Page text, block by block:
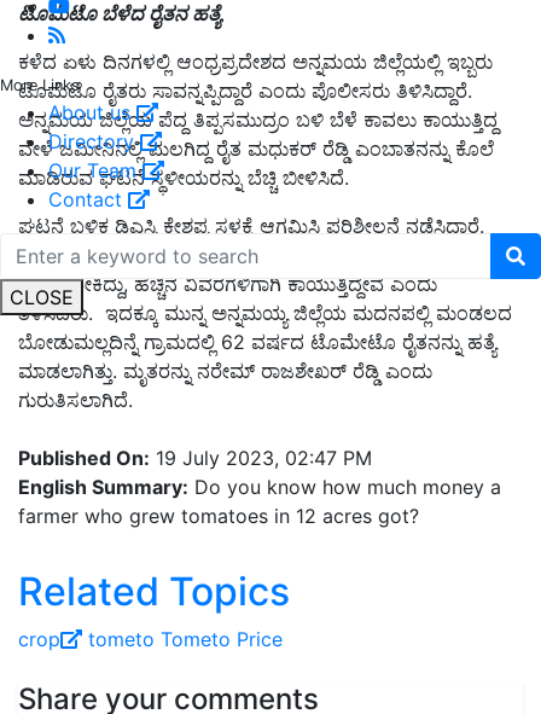
More Links
About us
Directory
Our Team
Contact
CLOSE
ಟೊಮೆಟೊ ಬೆಳೆದ ರೈತನ ಹತ್ಯೆ
ಕಳೆದ ಏಳು ದಿನಗಳಲ್ಲಿ ಆಂಧ್ರಪ್ರದೇಶದ ಅನ್ನಮಯ ಜಿಲ್ಲೆಯಲ್ಲಿ ಇಬ್ಬರು
ಟೊಮೆಟೊ ರೈತರು ಸಾವನ್ನಪ್ಪಿದ್ದಾರೆ ಎಂದು ಪೊಲೀಸರು ತಿಳಿಸಿದ್ದಾರೆ.
ಅನ್ನಮಯ ಜಿಲ್ಲೆಯ ಪೆದ್ದ ತಿಪ್ಪಸಮುದ್ರಂ ಬಳಿ ಬೆಳೆ ಕಾವಲು ಕಾಯುತ್ತಿದ್ದ
ವೇಳೆ ಜಮೀನಿನಲ್ಲಿ ಮಲಗಿದ್ದ ರೈತ ಮಧುಕರ್ ರೆಡ್ಡಿ ಎಂಬಾತನನ್ನು ಕೊಲೆ
ಮಾಡಿರುವ ಘಟನೆ ಸ್ಥಳೀಯರನ್ನು ಬೆಚ್ಚಿ ಬೀಳಿಸಿದೆ.
ಘಟನೆ ಬಳಿಕ ಡಿಎಸ್ಪಿ ಕೇಶಪ್ಪ ಸ್ಥಳಕ್ಕೆ ಆಗಮಿಸಿ ಪರಿಶೀಲನೆ ನಡೆಸಿದ್ದಾರೆ.
ಮಾಹಿತಿ ಪಡೆದು ಘಟನಾ ಸ್ಥಳಕ್ಕೆ ತಲುಪಿದ್ದು, ಘಟನೆಯ ಕುರಿತು ತನಿಖೆ
ನಡೆಯಬೇಕಿದ್ದು, ಹೆಚ್ಚಿನ ವಿವರಗಳಿಗಾಗಿ ಕಾಯುತ್ತಿದ್ದೇವೆ ಎಂದು
ತಿಳಿಸಿದರು. ಇದಕ್ಕೂ ಮುನ್ನ ಅನ್ನಮಯ್ಯ ಜಿಲ್ಲೆಯ ಮದನಪಲ್ಲಿ ಮಂಡಲದ
ಬೋಡುಮಲ್ಲದಿನ್ನೆ ಗ್ರಾಮದಲ್ಲಿ 62 ವರ್ಷದ ಟೊಮೇಟೊ ರೈತನನ್ನು ಹತ್ಯೆ
ಮಾಡಲಾಗಿತ್ತು. ಮೃತರನ್ನು ನರೇಮ್ ರಾಜಶೇಖರ್ ರೆಡ್ಡಿ ಎಂದು
ಗುರುತಿಸಲಾಗಿದೆ.
Published On: 19 July 2023, 02:47 PM
English Summary: Do you know how much money a
farmer who grew tomatoes in 12 acres got?
Related Topics
crop tometo Tometo Price
Share your comments